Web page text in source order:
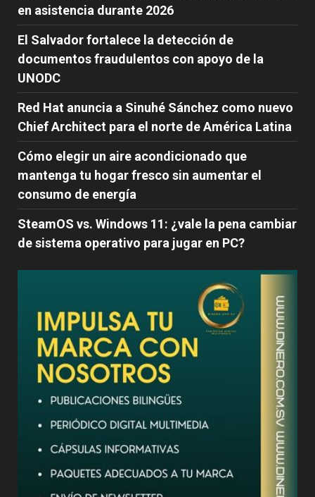
en asistencia durante 2026
El Salvador fortalece la detección de
documentos fraudulentos con apoyo de la
UNODC
Red Hat anuncia a Sinuhé Sánchez como nuevo
Chief Architect para el norte de América Latina
Cómo elegir un aire acondicionado que
mantenga tu hogar fresco sin aumentar el
consumo de energía
SteamOS vs. Windows 11: ¿vale la pena cambiar
de sistema operativo para jugar en PC?